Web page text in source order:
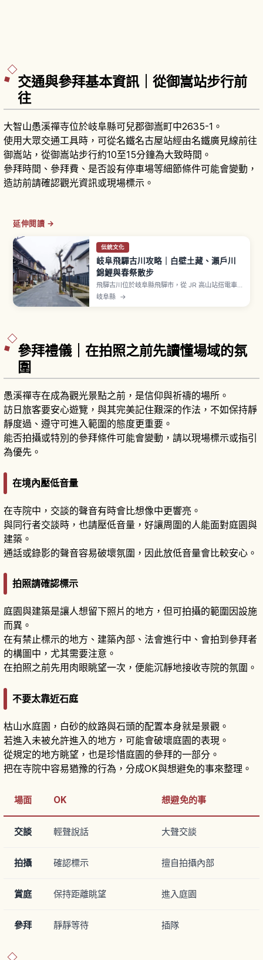
交通與參拜基本資訊｜從御嵩站步行前
往
大智山愚溪禪寺位於岐阜縣可兒郡御嵩町中2635-1。
使用大眾交通工具時，可從名鐵名古屋站經由名鐵廣見線前往
御嵩站，從御嵩站步行約10至15分鐘為大致時間。
參拜時間、參拜費、是否設有停車場等細節條件可能會變動，
造訪前請確認觀光資訊或現場標示。
延伸閱讀 →
伝統文化
岐阜飛驒古川攻略｜白壁土藏、瀨戶川
錦鯉與春祭散步
飛驒古川位於岐阜縣飛驒市，從 JR 高山站搭電車
約15分鐘，作為《你的名字。》取景靈感之一受到
岐阜縣 →
參拜禮儀｜在拍照之前先讀懂場域的氛
圍
愚溪禪寺在成為觀光景點之前，是信仰與祈禱的場所。
訪日旅客要安心遊覽，與其完美記住艱深的作法，不如保持靜
靜度過、遵守可進入範圍的態度更重要。
能否拍攝或特別的參拜條件可能會變動，請以現場標示或指引
為優先。
在境內壓低音量
在寺院中，交談的聲音有時會比想像中更響亮。
與同行者交談時，也請壓低音量，好讓周圍的人能面對庭園與
建築。
通話或錄影的聲音容易破壞氛圍，因此放低音量會比較安心。
拍照請確認標示
庭園與建築是讓人想留下照片的地方，但可拍攝的範圍因設施
而異。
在有禁止標示的地方、建築內部、法會進行中、會拍到參拜者
的構圖中，尤其需要注意。
在拍照之前先用肉眼眺望一次，便能沉靜地接收寺院的氛圍。
不要太靠近石庭
枯山水庭園，白砂的紋路與石頭的配置本身就是景觀。
若進入未被允許進入的地方，可能會破壞庭園的表現。
從規定的地方眺望，也是珍惜庭園的參拜的一部分。
把在寺院中容易猶豫的行為，分成OK與想避免的事來整理。
場面 OK 想避免的事
交談 輕聲說話 大聲交談
拍攝 確認標示 擅自拍攝內部
賞庭 保持距離眺望 進入庭園
參拜 靜靜等待 插隊